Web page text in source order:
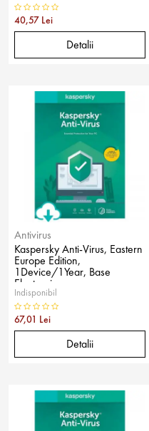
40,57 Lei
Detalii
Antivirus
Kaspersky Anti-Virus, Eastern
Europe Edition,
1Device/1Year, Base
Electronic
Indisponibil
67,01 Lei
Detalii